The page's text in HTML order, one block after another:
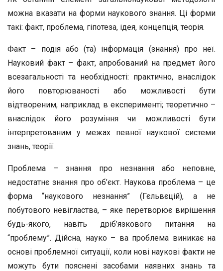
можна вказати на форми наукового знання. Ці форми
такі: факт, проблема, гіпотеза, ідея, концепція, теорія.
Факт – подія або (та) інформація (знання) про неї.
Науковий факт – факт, апробований на предмет його
всезагальності та необхідності: практично, внаслідок
його повторюваності або можливості бути
відтвореним, наприклад в експерименті; теоретично –
внаслідок його розуміння чи можливості бути
інтерпретованим у межах певної наукової системи
знань, теорії.
Проблема – знання про незнання або неповне,
недостатнє знання про об’єкт. Наукова проблема – це
форма “наукового незнання” (Гєльвєцій), а не
побутового невігластва, – яке перетворює вирішення
будь-якого, навіть дріб’язкового питання на
“проблему”. Дійсна, науко – ва проблема виникає на
основі проблемної ситуації, коли нові наукові факти не
можуть бути пояснені засобами наявних знань та